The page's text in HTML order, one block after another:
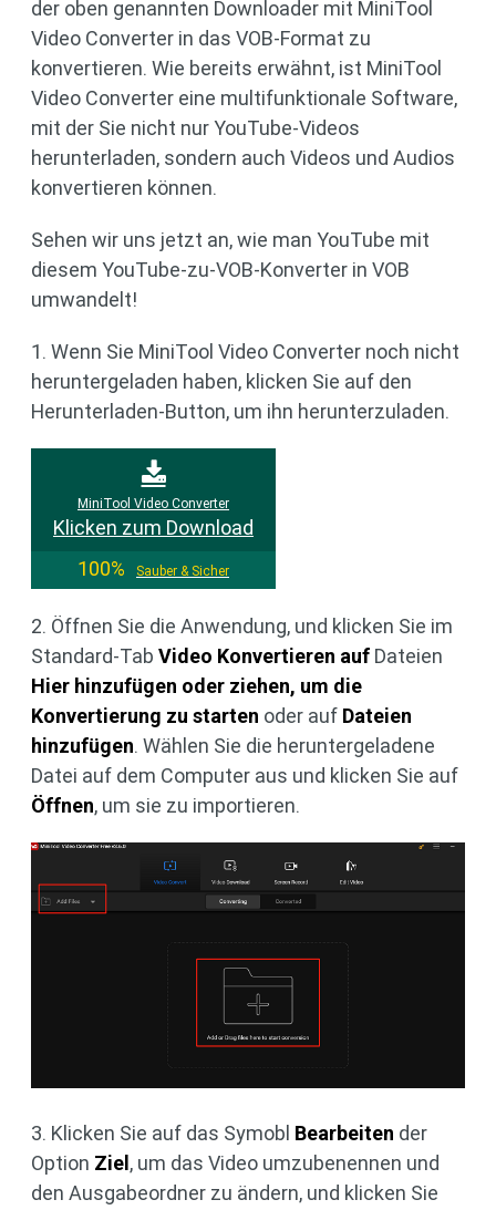
der oben genannten Downloader mit MiniTool
Video Converter in das VOB-Format zu
konvertieren. Wie bereits erwähnt, ist MiniTool
Video Converter eine multifunktionale Software,
mit der Sie nicht nur YouTube-Videos
herunterladen, sondern auch Videos und Audios
konvertieren können.
Sehen wir uns jetzt an, wie man YouTube mit
diesem YouTube-zu-VOB-Konverter in VOB
umwandelt!
1. Wenn Sie MiniTool Video Converter noch nicht
heruntergeladen haben, klicken Sie auf den
Herunterladen-Button, um ihn herunterzuladen.
MiniTool Video Converter
Klicken zum Download
100%
Sauber & Sicher
2. Öffnen Sie die Anwendung, und klicken Sie im
Standard-Tab Video Konvertieren auf Dateien
Hier hinzufügen oder ziehen, um die
Konvertierung zu starten oder auf Dateien
hinzufügen. Wählen Sie die heruntergeladene
Datei auf dem Computer aus und klicken Sie auf
Öffnen, um sie zu importieren.
3. Klicken Sie auf das Symobl Bearbeiten der
Option Ziel , um das Video umzubenennen und
den Ausgabeordner zu ändern, und klicken Sie